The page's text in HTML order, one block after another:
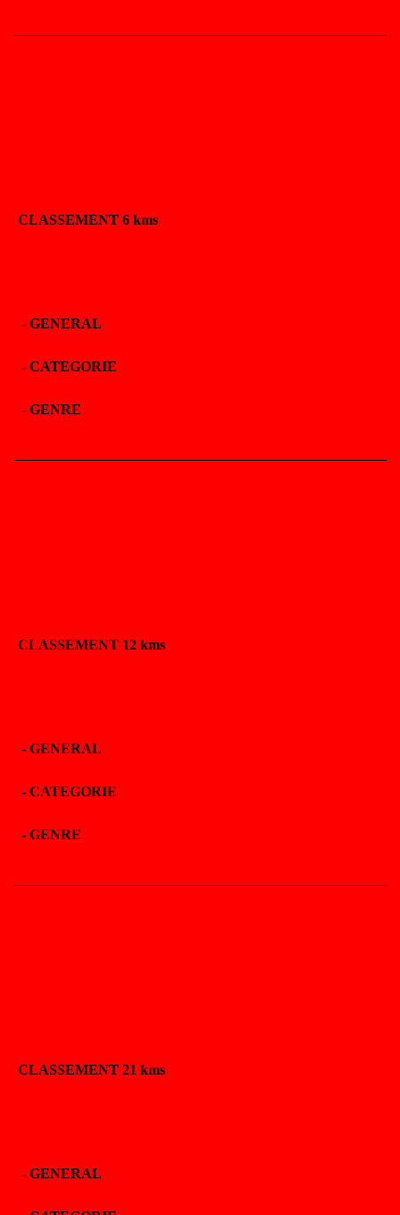
CLASSEMENT 6 kms
- GENERAL
- CATEGORIE
- GENRE
CLASSEMENT 12 kms
- GENERAL
- CATEGORIE
- GENRE
CLASSEMENT 21 kms
- GENERAL